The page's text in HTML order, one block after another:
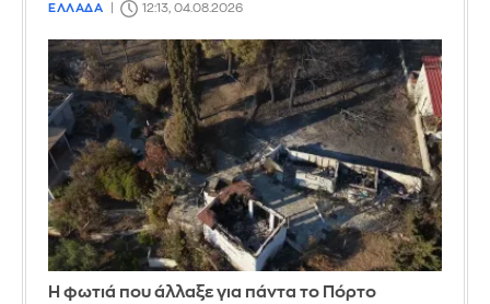
ΕΛΛΑΔΑ 12:13, 04.08.2026
Η φωτιά που άλλαξε για πάντα το Πόρτο